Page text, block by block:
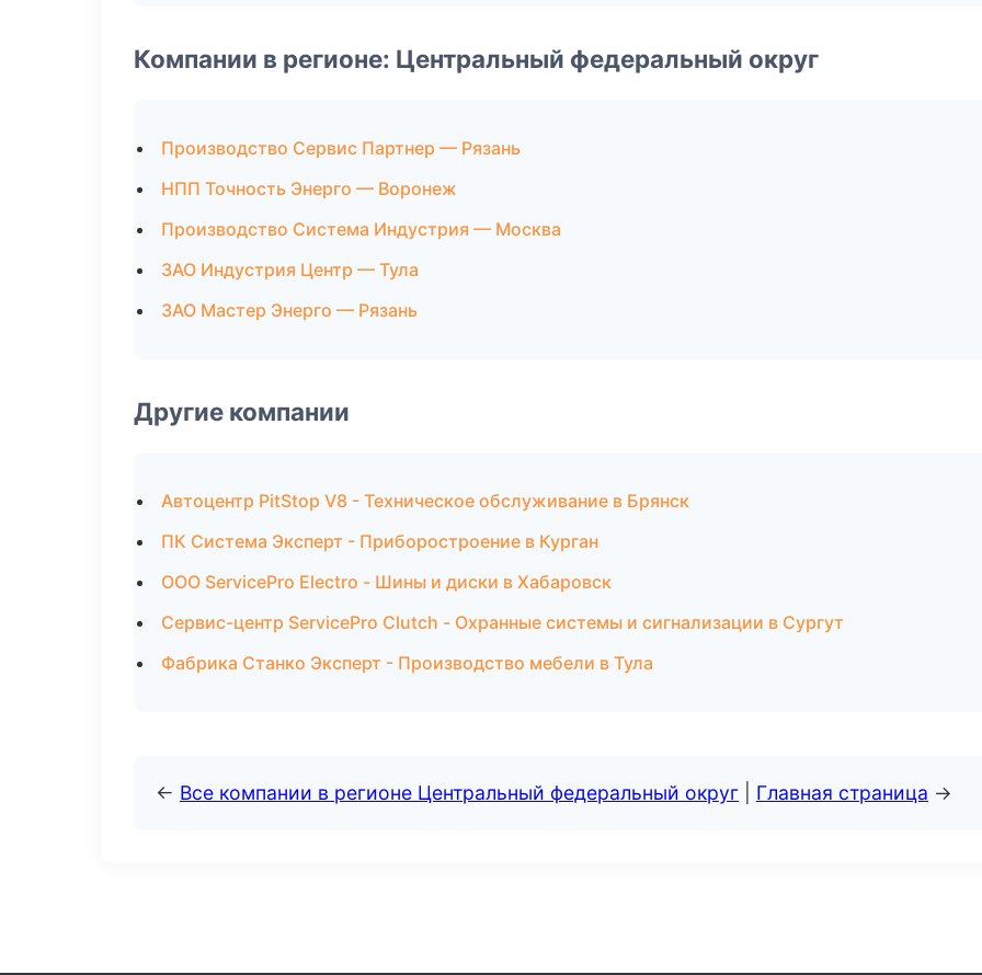
Компании в регионе: Центральный федеральный округ
Производство Сервис Партнер — Рязань
НПП Точность Энерго — Воронеж
Производство Система Индустрия — Москва
ЗАО Индустрия Центр — Тула
ЗАО Мастер Энерго — Рязань
Другие компании
Автоцентр PitStop V8 - Техническое обслуживание в Брянск
ПК Система Эксперт - Приборостроение в Курган
ООО ServicePro Electro - Шины и диски в Хабаровск
Сервис-центр ServicePro Clutch - Охранные системы и сигнализации в Сургут
Фабрика Станко Эксперт - Производство мебели в Тула
← Все компании в регионе Центральный федеральный округ Главная страница →